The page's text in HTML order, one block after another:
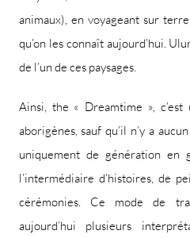
animaux), en voyageant sur
qu’on les connaît aujourd’hui.
de l’un de ces paysages.
Ainsi, the « Dreamtime »,
aborigènes, sauf qu’il n’y a
uniquement de génération en
l’intermédiaire d’histoires, de
cérémonies. Ce mode de
aujourd’hui plusieurs